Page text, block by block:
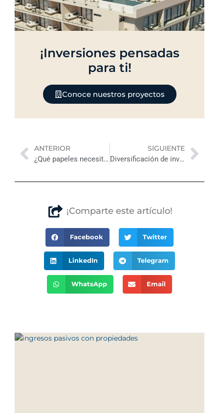
¡Inversiones pensadas
para ti!
Conoce nuestros proyectos
Previo
ANTERIOR
¿Qué papeles necesitas para poder vender tu casa?
SIGUIENTE
Diversificación de inversiones: Los bienes raíces como refugio seguro
¡Comparte este artículo!
Facebook Twitter
LinkedIn Telegram
WhatsApp Email